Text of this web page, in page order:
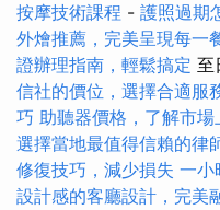
按摩技術課程 - 護照過期
外燴推薦，完美呈現每一
證辦理指南，輕鬆搞定 至
信社的價位，選擇合適服
巧 助聽器價格，了解市
選擇當地最值得信賴的律
修復技巧，減少損失 一小
設計感的客廳設計，完美